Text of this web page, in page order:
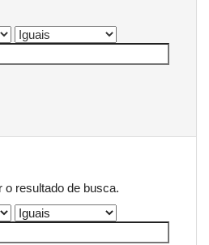
o resultado de busca.